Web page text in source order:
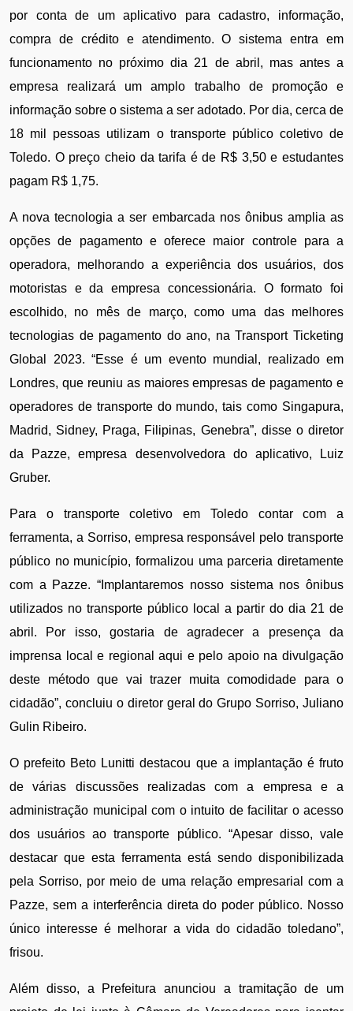
por conta de um aplicativo para cadastro, informação,
compra de crédito e atendimento. O sistema entra em
funcionamento no próximo dia 21 de abril, mas antes a
empresa realizará um amplo trabalho de promoção e
informação sobre o sistema a ser adotado. Por dia, cerca de
18 mil pessoas utilizam o transporte público coletivo de
Toledo. O preço cheio da tarifa é de R$ 3,50 e estudantes
pagam R$ 1,75.
A nova tecnologia a ser embarcada nos ônibus amplia as
opções de pagamento e oferece maior controle para a
operadora, melhorando a experiência dos usuários, dos
motoristas e da empresa concessionária. O formato foi
escolhido, no mês de março, como uma das melhores
tecnologias de pagamento do ano, na Transport Ticketing
Global 2023. “Esse é um evento mundial, realizado em
Londres, que reuniu as maiores empresas de pagamento e
operadores de transporte do mundo, tais como Singapura,
Madrid, Sidney, Praga, Filipinas, Genebra”, disse o diretor
da Pazze, empresa desenvolvedora do aplicativo, Luiz
Gruber.
Para o transporte coletivo em Toledo contar com a
ferramenta, a Sorriso, empresa responsável pelo transporte
público no município, formalizou uma parceria diretamente
com a Pazze. “Implantaremos nosso sistema nos ônibus
utilizados no transporte público local a partir do dia 21 de
abril. Por isso, gostaria de agradecer a presença da
imprensa local e regional aqui e pelo apoio na divulgação
deste método que vai trazer muita comodidade para o
cidadão”, concluiu o diretor geral do Grupo Sorriso, Juliano
Gulin Ribeiro.
O prefeito Beto Lunitti destacou que a implantação é fruto
de várias discussões realizadas com a empresa e a
administração municipal com o intuito de facilitar o acesso
dos usuários ao transporte público. “Apesar disso, vale
destacar que esta ferramenta está sendo disponibilizada
pela Sorriso, por meio de uma relação empresarial com a
Pazze, sem a interferência direta do poder público. Nosso
único interesse é melhorar a vida do cidadão toledano”,
frisou.
Além disso, a Prefeitura anunciou a tramitação de um